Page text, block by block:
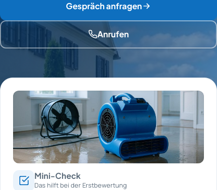
Gespräch anfragen
Anrufen
Mini-Check
Das hilft bei der Erstbewertung